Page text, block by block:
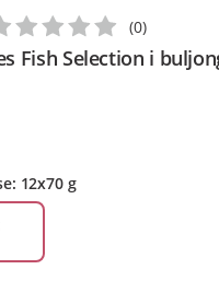
Fish Selection i
(0)
12x70 g